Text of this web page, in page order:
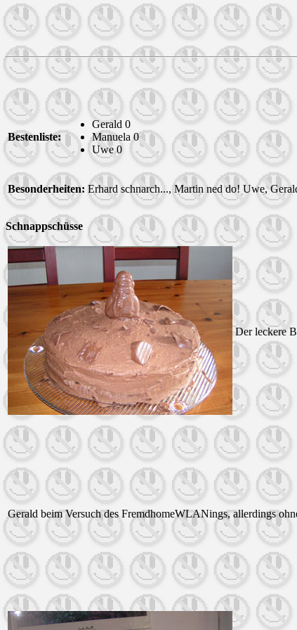
Bestenliste:
Gerald 0
Manuela 0
Uwe 0
Besonderheiten: Erhard schnarch..., Martin ned do! Uwe,
Schnappschüsse
Der leckere
Gerald beim Versuch des FremdhomeWLANings, allerdings